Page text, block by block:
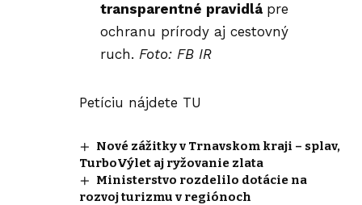
transparentné pravidlá pre
ochranu prírody aj cestovný
ruch. Foto: FB IR
Petíciu nájdete TU
Nové zážitky v Trnavskom kraji – splav,
TurboVýlet aj ryžovanie zlata
Ministerstvo rozdelilo dotácie na
rozvoj turizmu v regiónoch